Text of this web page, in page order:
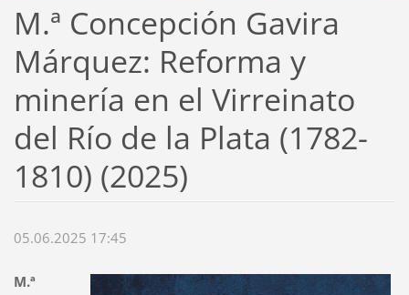
M.ª Concepción Gavira
Márquez: Reforma y
minería en el Virreinato
del Río de la Plata (1782-
1810) (2025)
05.06.2025 17:45
M.ª